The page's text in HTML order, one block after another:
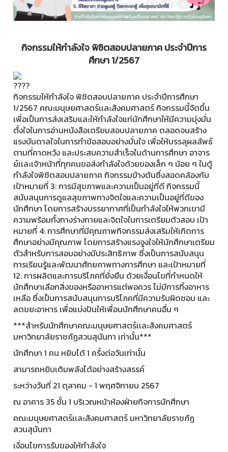
กิจกรรมให้กำลังใจ พิชิตสอบปลายภาค ประจำปีการ
ศึกษา 1/2567
กิจกรรมให้กำลังใจ พิชิตสอบปลายภาค ประจำปีการศึกษา
1/2567 คณะมนุษยศาสตร์เเละสังคมศาสตร์ กิจกรรมนี้จัดขึ้น
เพื่อเป็นการส่งเสริมและให้กำลังใจแก่นักศึกษาให้มีความมุ่งมั่น
ตั้งใจในการอ่านหนังสือเตรียมสอบปลายภาค ตลอดจนสร้าง
แรงบันดาลใจในการทำข้อสอบอย่างมั่นใจ เพื่อให้บรรลุผลลัพธ์
ตามที่คาดหวัง และประสบความสำเร็จในด้านการศึกษา อาจาร
ย์เเละเจ้าหน้าที่ทุกคนขอส่งกำลังใจด้วยของเล็ก ๆ น้อย ๆ ในตู้
กำลังใจพิชิตสอบปลายภาค กิจกรรมข้างต้นซึ่งสอดคล้องกับ
เป้าหมายที่ 3: การมีสุขภาพและความเป็นอยู่ที่ดี กิจกรรมนี้
สนับสนุนการดูแลสุขภาพทางจิตใจและความเป็นอยู่ที่ดีของ
นักศึกษา โดยการสร้างบรรยากาศที่เป็นกำลังใจให้พวกเขามี
ความพร้อมทั้งทางร่างกายและจิตใจในการเตรียมตัวสอบ เป้า
หมายที่ 4: การศึกษาที่มีคุณภาพกิจกรรมส่งเสริมให้เกิดการ
ศึกษาอย่างมีคุณภาพ โดยการสร้างแรงจูงใจให้นักศึกษาเตรียม
ตัวสำหรับการสอบอย่างมีประสิทธิภาพ ซึ่งเป็นการสนับสนุน
การเรียนรู้และพัฒนาศักยภาพทางการศึกษา และเป้าหมายที่
12: การผลิตและการบริโภคที่ยั่งยืน ด้วยเงื่อนไขที่กำหนดให้
นักศึกษาเลือกสิ่งของหรืออาหารแต่พอควร ไม่มีการทิ้งอาหาร
เหลือ ซึ่งเป็นการสนับสนุนการบริโภคที่มีความรับผิดชอบ และ
ลดขยะอาหาร เพื่อแบ่งปันให้เพื่อนนักศึกษาคนอื่น ๆ
***สำหรับนักศึกษาคณะมนุษยศาสตร์เเละสังคมศาสตร์
มหาวิทยาลัยราชภัฏสวนสุนันทา เท่านั้น***
นักศึกษา 1 คน หยิบได้ 1 ครั้งต่อวันเท่านั้น
สามารถหยิบเติมพลังได้อย่างสร้างสรรค์
ระหว่างวันที่ 21 ตุลาคม - 1 พฤศจิกายน 2567
ณ อาคาร 35 ชั้น 1 บริเวณหน้าห้องฝ่ายกิจการนักศึกษา
คณะมนุษยศาสตร์เเละสังคมศาสตร์ มหาวิทยาลัยราชภัฏ
สวนสุนันทา
เงื่อนไขการรับของให้กำลังใจ